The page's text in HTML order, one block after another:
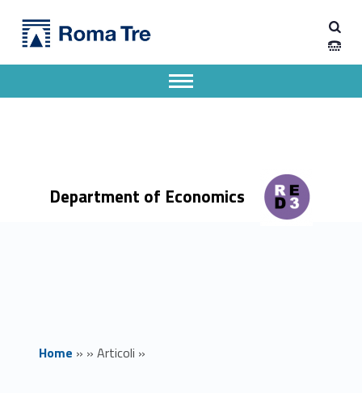
Roma Tre alla frontiera della sicurezza alimentare! - Dipartimento di Economia
Department of Economics
Apri il menu secondario
Header info sidebar
Home » » Articoli »